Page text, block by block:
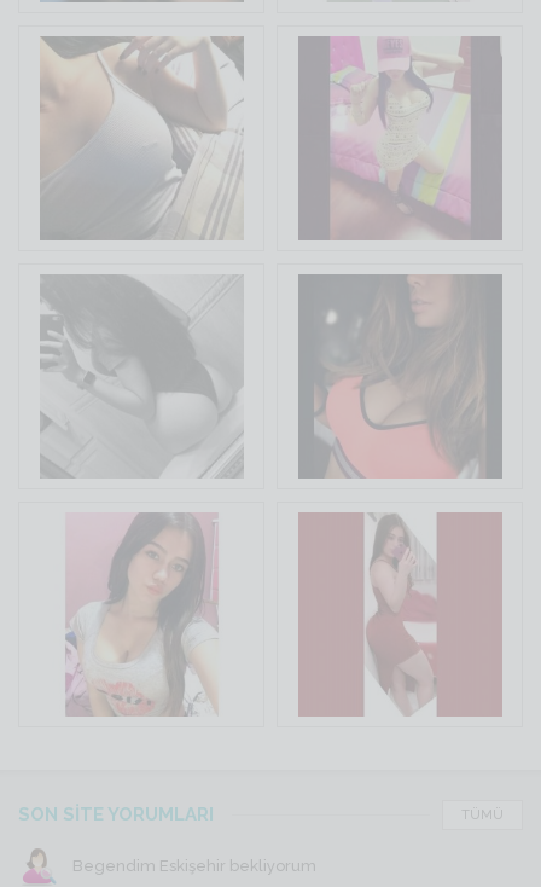
SON SİTE YORUMLARI TÜMÜ
Begendim Eskişehir bekliyorum